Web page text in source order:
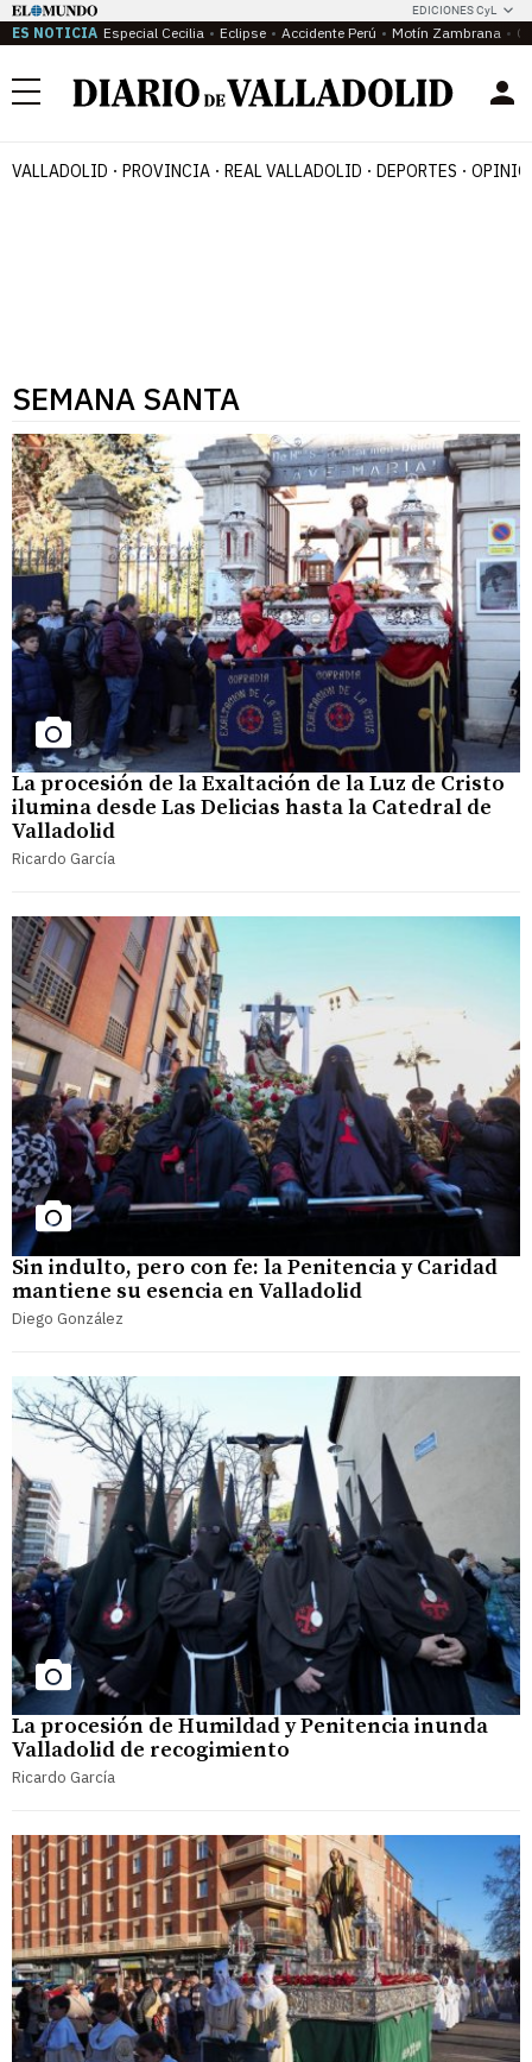
EDICIONES CyL
ES NOTICIA Especial Cecilia Eclipse Accidente Perú Motín Zambrana
Menú
VALLADOLID PROVINCIA REAL VALLADOLID DEPORTES
SEMANA SANTA
La procesión de la Exaltación de la Luz de Cristo
ilumina desde Las Delicias hasta la Catedral de
Valladolid
Ricardo García
Sin indulto, pero con fe: la Penitencia y Caridad
mantiene su esencia en Valladolid
Diego González
La procesión de Humildad y Penitencia inunda
Valladolid de recogimiento
Ricardo García